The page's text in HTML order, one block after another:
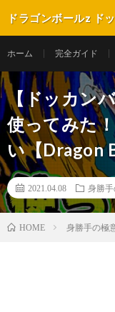
ドラゴンボールz ド
ホーム 完全ガイド
【ドッカン
使ってみた
い【Dragon
2021.04.08 身勝
HOME 身勝手の極